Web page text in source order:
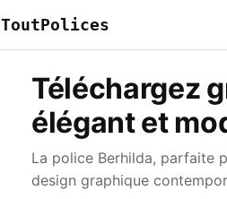
ToutPolices
Téléchargez
élégant et
La police Berhilda, parfaite
design graphique